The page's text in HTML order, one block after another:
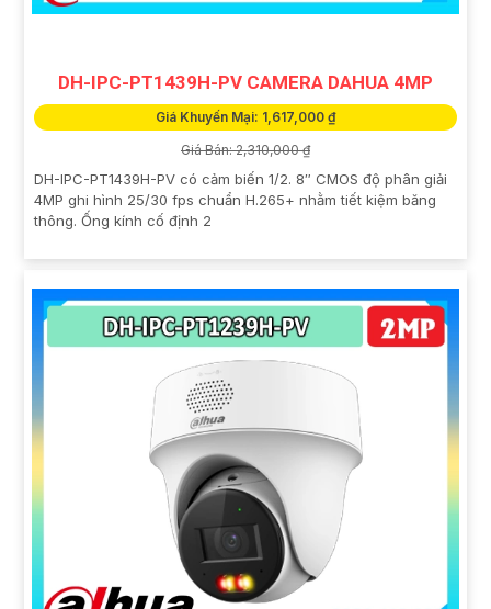
DH-IPC-PT1439H-PV CAMERA DAHUA 4MP
Giá Khuyến Mại: 1,617,000 ₫
Giá Bán: 2,310,000 ₫
DH-IPC-PT1439H-PV có cảm biến 1/2. 8″ CMOS độ phân giải
4MP ghi hình 25/30 fps chuẩn H.265+ nhằm tiết kiệm băng
thông. Ống kính cố định 2